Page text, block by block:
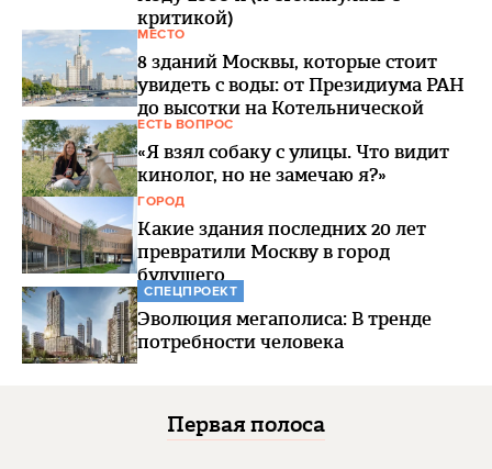
критикой)
МЕСТО
8 зданий Москвы, которые стоит
увидеть с воды: от Президиума РАН
до высотки на Котельнической
ЕСТЬ ВОПРОС
«Я взял собаку с улицы. Что видит
кинолог, но не замечаю я?»
ГОРОД
Какие здания последних 20 лет
превратили Москву в город
будущего
СПЕЦПРОЕКТ
Эволюция мегаполиса: В тренде
потребности человека
Первая полоса